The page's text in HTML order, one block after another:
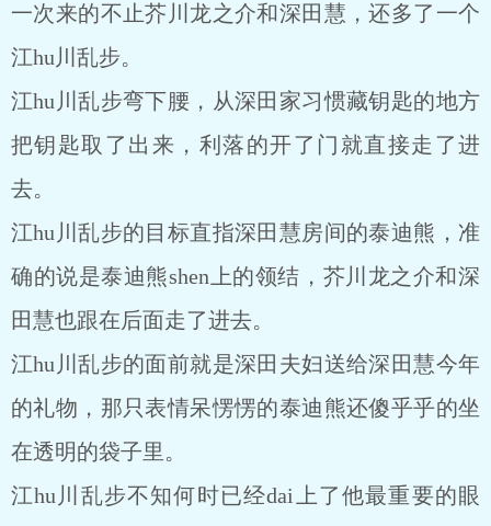
一次来的不止芥川龙之介和深田慧，还多了一个
江hu川乱步。
江hu川乱步弯下腰，从深田家习惯藏钥匙的地方
把钥匙取了出来，利落的开了门就直接走了进
去。
江hu川乱步的目标直指深田慧房间的泰迪熊，准
确的说是泰迪熊shen上的领结，芥川龙之介和深
田慧也跟在后面走了进去。
江hu川乱步的面前就是深田夫妇送给深田慧今年
的礼物，那只表情呆愣愣的泰迪熊还傻乎乎的坐
在透明的袋子里。
江hu川乱步不知何时已经dai上了他最重要的眼